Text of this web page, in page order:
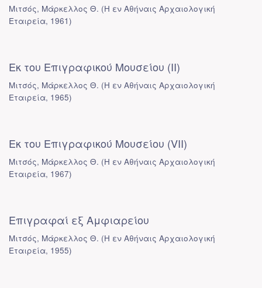
Μιτσός, Μάρκελλος Θ. (Η εν Αθήναις Αρχαιολογική
Εταιρεία, 1961)
Εκ του Επιγραφικού Μουσείου (II)
Μιτσός, Μάρκελλος Θ. (Η εν Αθήναις Αρχαιολογική
Εταιρεία, 1965)
Εκ του Επιγραφικού Μουσείου (VII)
Μιτσός, Μάρκελλος Θ. (Η εν Αθήναις Αρχαιολογική
Εταιρεία, 1967)
Επιγραφαί εξ Αμφιαρείου
Μιτσός, Μάρκελλος Θ. (Η εν Αθήναις Αρχαιολογική
Εταιρεία, 1955)